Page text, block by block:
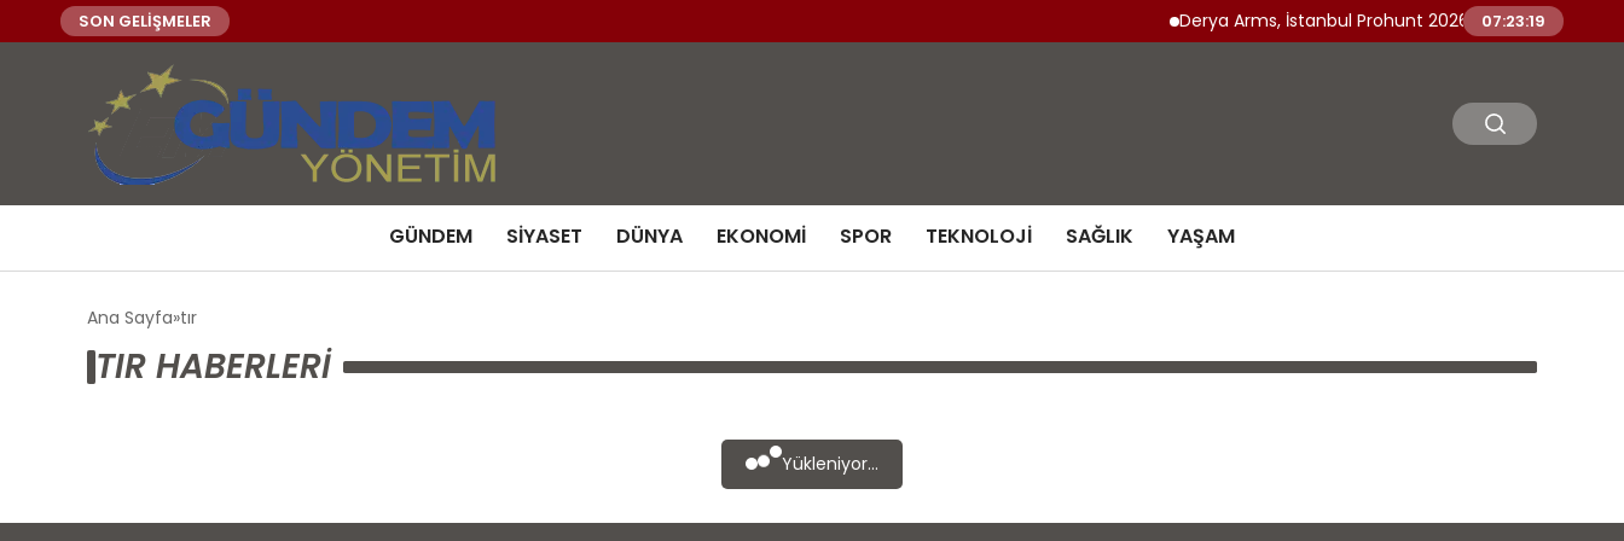
SON GELİŞMELER Derya Arms, İstanbul Prohunt 2026’da yeni nesil
07:23:19
GÜNDEM SIYASET DÜNYA EKONOMI SPOR TEKNOLOJI SAĞLIK YAŞAM
Ana Sayfa tır
TIR HABERLERI
Yükleniyor...